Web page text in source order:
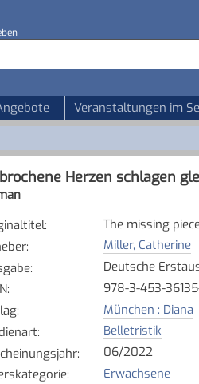
Veranstaltungen im
Herzen schlagen
:
The missing
:
Miller, Catherine
:
Deutsche
:
978-3-453-
:
München : Diana
:
Belletristik
:
06/2022
: Erwachsene